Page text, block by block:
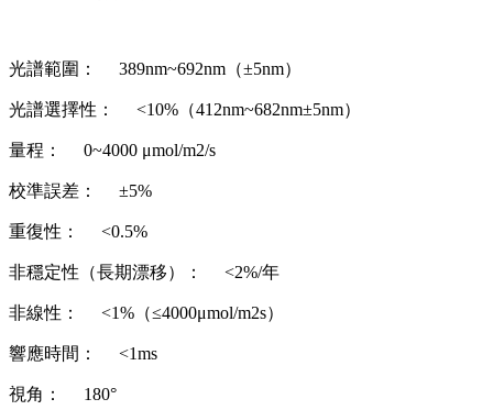
光譜範圍： 389nm~692nm（±5nm）
光譜選擇性： <10%（412nm~682nm±5nm）
量程： 0~4000 μmol/m2/s
校準誤差： ±5%
重復性： <0.5%
非穩定性（長期漂移）： <2%/年
非線性： <1%（≤4000μmol/m2s）
響應時間： <1ms
視角： 180°